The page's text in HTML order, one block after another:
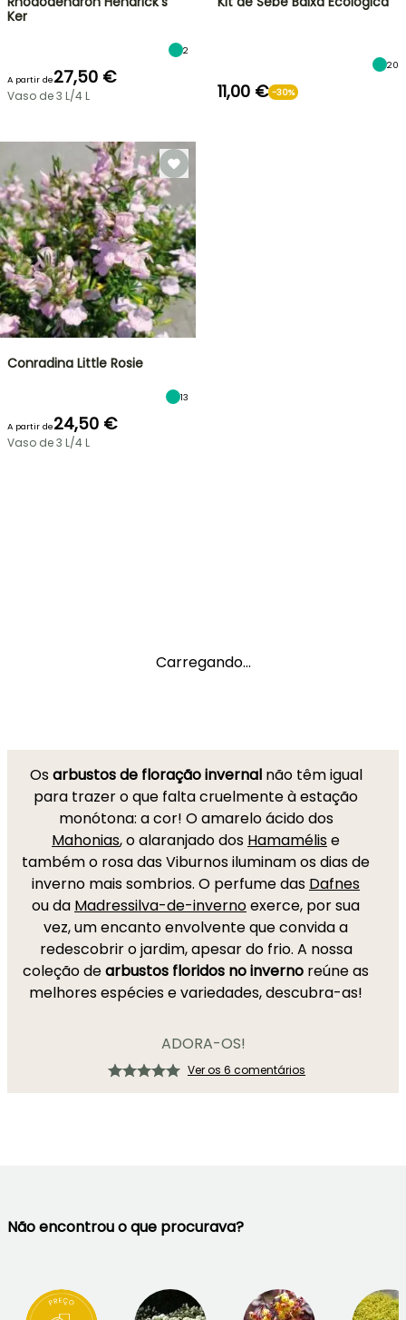
Ker
2
A partir de27,50 €
Vaso de 3 L/4 L
20
11,00 € -30%
Conradina Little Rosie
13
A partir de24,50 €
Vaso de 3 L/4 L
Carregando...
Osarbustos de floração invernalnão têm igual
para trazer o que falta cruelmente à estação
monótona: a cor! O amarelo ácido dos
Mahonias, o alaranjado dos Hamamélise
também o rosa das Viburnos iluminam os dias de
inverno mais sombrios. O perfume das Dafnes
ou da Madressilva-de-invernoexerce, por sua
vez, um encanto envolvente que convida a
redescobrir o jardim, apesar do frio. A nossa
coleção dearbustos floridos no inverno reúne as
melhores espécies e variedades, descubra-as!
ADORA-OS!
Ver os 6 comentários
Não encontrou o que procurava?